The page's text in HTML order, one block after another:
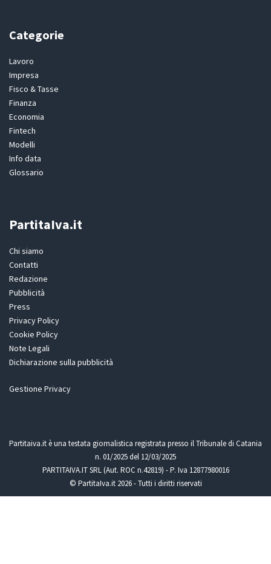
Categorie
Lavoro
Impresa
Fisco & Tasse
Finanza
Economia
Fintech
Modelli
Info data
Glossario
PartitaIva.it
Chi siamo
Contatti
Redazione
Pubblicità
Press
Privacy Policy
Cookie Policy
Note Legali
Dichiarazione sulla pubblicità
Gestione Privacy
Partitaiva.it è una testata giornalistica registrata presso il Tribunale di Catania
n. 01/2025 del 12/03/2025
PARTITAIVA.IT SRL (Aut. ROC n.42819) - P. Iva 12877980016
© PartitaIva.it 2026 - Tutti i diritti riservati